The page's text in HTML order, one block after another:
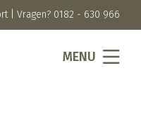
| Vragen? 0182 - 630 966
MENU